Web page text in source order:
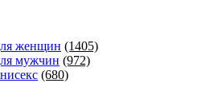
женщин (1405)
мужчин (972)
(680)